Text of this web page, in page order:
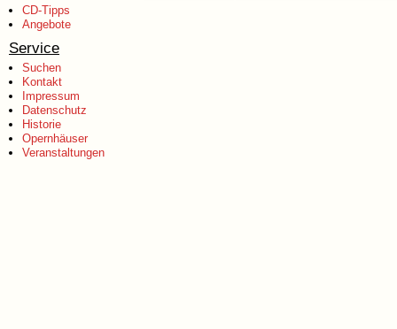
CD-Tipps
Angebote
Service
Suchen
Kontakt
Impressum
Datenschutz
Historie
Opernhäuser
Veranstaltungen